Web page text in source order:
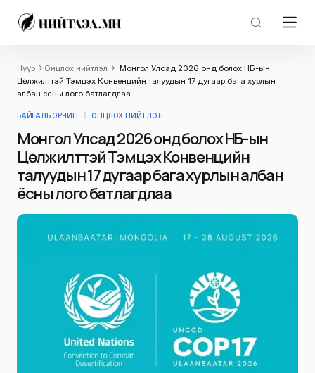
Нүүр Онцлох нийтлэл
Монгол Улсад 2026 онд болох НҮБ-ын
Цөлжилттэй Тэмцэх Конвенцийн талуудын 17 дугаар бага хурлын
албан ёсны лого батлагдлаа
БАЙГАЛЬ ОРЧИН ОНЦЛОХ НИЙТЛЭЛ
Монгол Улсад 2026 онд болох НҮБ-ын
Цөлжилттэй Тэмцэх Конвенцийн
талуудын 17 дугаар бага хурлын албан
ёсны лого батлагдлаа